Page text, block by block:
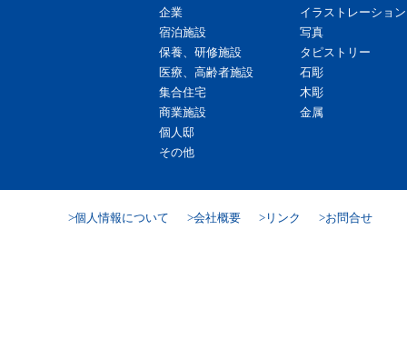
企業
宿泊施設
保養、研修施設
医療、高齢者施設
集合住宅
商業施設
個人邸
その他
イラストレーション
写真
タピストリー
石彫
木彫
金属
個人情報について 会社概要 リンク お問合せ